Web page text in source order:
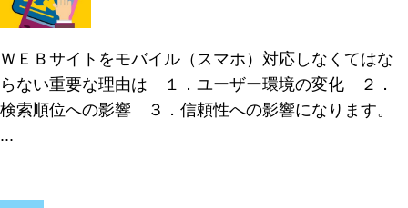
ＷＥＢサイトをモバイル（スマホ）対応しなくてはな
らない重要な理由は １．ユーザー環境の変化 ２．
検索順位への影響 ３．信頼性への影響になります。
...